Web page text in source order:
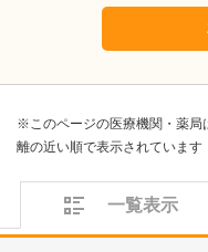
※このページの医療機関・薬局
離の近い順で表示されています
一覧表示